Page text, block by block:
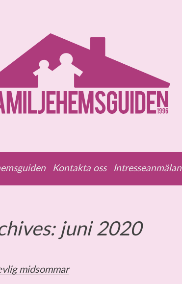
Kontakta oss Intresseanmälan
juni 2020
midsommar